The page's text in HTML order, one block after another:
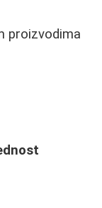
proizvodima